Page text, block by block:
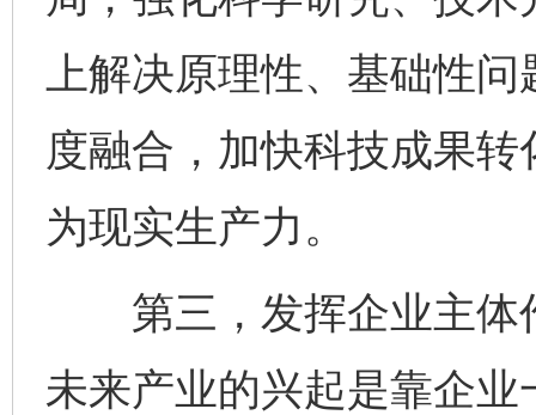
上解决原理性、基础性
度融合，加快科技成果
为现实生产力。
第三，发挥企业主体
未来产业的兴起是靠企